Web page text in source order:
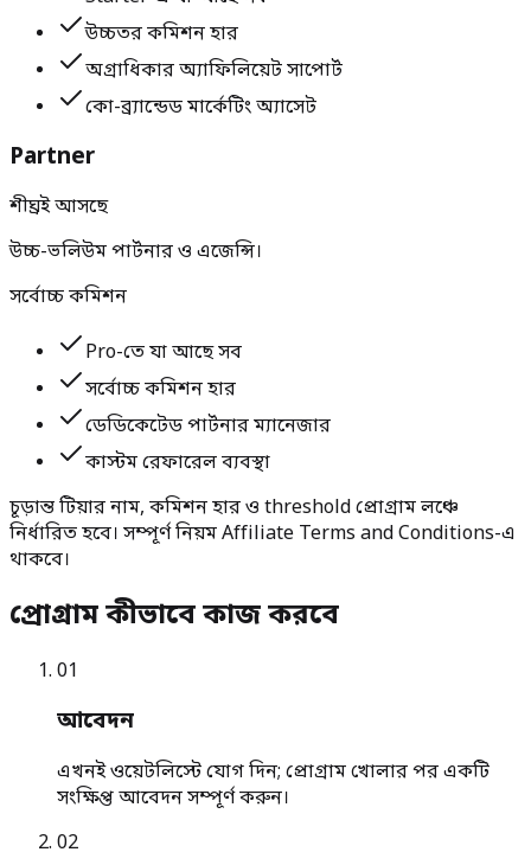
উচ্চতর কমিশন হার
অগ্রাধিকার অ্যাফিলিয়েট সাপোর্ট
কো-ব্র্যান্ডেড মার্কেটিং অ্যাসেট
Partner
শীঘ্রই আসছে
উচ্চ-ভলিউম পার্টনার ও এজেন্সি।
সর্বোচ্চ কমিশন
Pro-তে যা আছে সব
সর্বোচ্চ কমিশন হার
ডেডিকেটেড পার্টনার ম্যানেজার
কাস্টম রেফারেল ব্যবস্থা
চূড়ান্ত টিয়ার নাম, কমিশন হার ও threshold প্রোগ্রাম লঞ্চে
নির্ধারিত হবে। সম্পূর্ণ নিয়ম Affiliate Terms and Conditions-এ
থাকবে।
প্রোগ্রাম কীভাবে কাজ করবে
01
আবেদন
এখনই ওয়েটলিস্টে যোগ দিন; প্রোগ্রাম খোলার পর একটি
সংক্ষিপ্ত আবেদন সম্পূর্ণ করুন।
02